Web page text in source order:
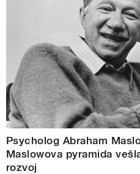
Psycholog Abraham
Maslowova pyramida
rozvoj